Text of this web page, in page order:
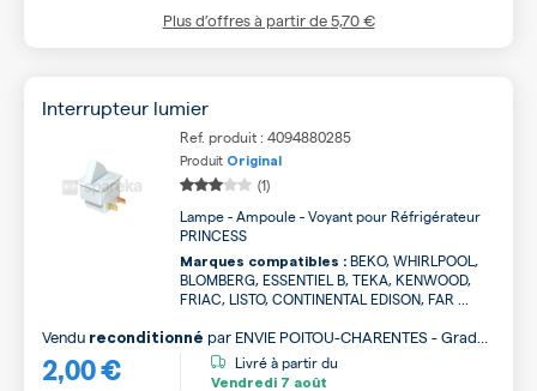
Plus d’offres à partir de5,70 €
Interrupteur lumier
Ref. produit : 4094880285
Produit Original
(1)
Lampe - Ampoule - Voyant pour Réfrigérateur
PRINCESS
Marques compatibles : BEKO, WHIRLPOOL,
BLOMBERG, ESSENTIEL B, TEKA, KENWOOD,
FRIAC, LISTO, CONTINENTAL EDISON, FAR ...
2,00 €
Vendu reconditionné par ENVIE POITOU-CHARENTES - Grade
B
Livré à partir du
Vendredi 7 août